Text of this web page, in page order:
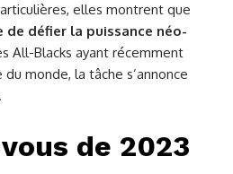
elles montrent que
de défier la puissance néo-
All-Blacks ayant récemment
monde, la tâche s’annonce
de 2023